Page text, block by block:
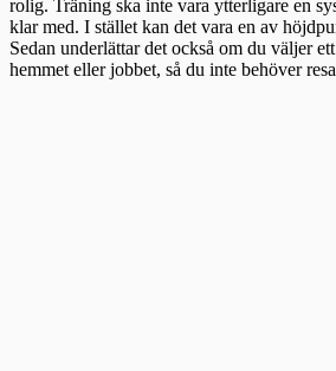
rolig. Träning ska inte vara ytterligare en
klar med. I stället kan det vara en av
Sedan underlättar det också om du väljer
hemmet eller jobbet, så du inte behöver